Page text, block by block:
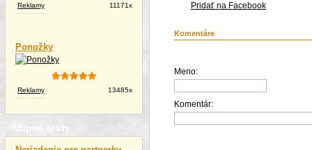
Reklamy 11171x
Ponožky
Reklamy 13485x
Vtipné texty
Pridať na Facebook
Komentáre
Meno:
Komentár: